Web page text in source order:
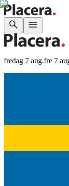
fredag 7 aug.fre 7